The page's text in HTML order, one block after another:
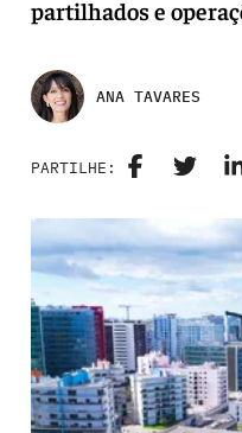
partilhados e
ANA TAVARES
PARTILHE: